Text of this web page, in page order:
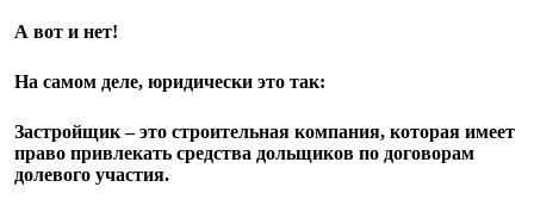
А вот и нет!
На самом деле, юридически это так:
Застройщик – это строительная компания, которая имеет
право привлекать средства дольщиков по договорам
долевого участия.